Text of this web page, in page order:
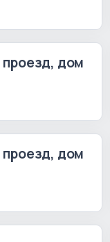
проезд, дом
проезд, дом